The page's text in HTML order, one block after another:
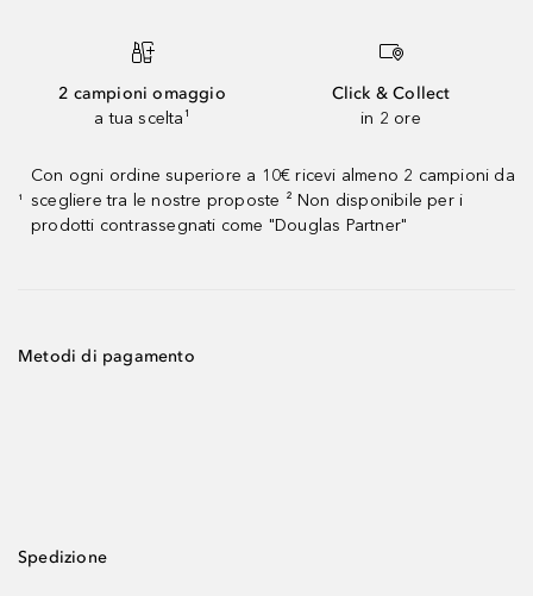
2 campioni omaggio
a tua scelta¹
Click & Collect
in 2 ore
¹
Con ogni ordine superiore a 10€ ricevi almeno 2 campioni da
scegliere tra le nostre proposte ² Non disponibile per i
prodotti contrassegnati come "Douglas Partner"
Metodi di pagamento
Spedizione